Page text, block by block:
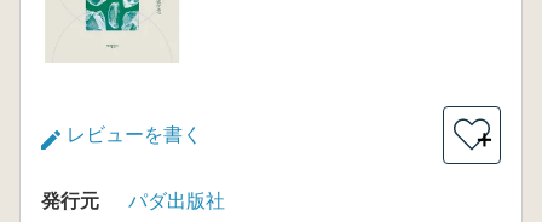
レビューを書く ＋
発行元
パダ出版社